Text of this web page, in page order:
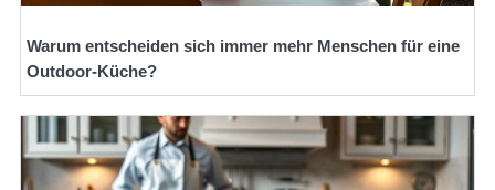
Warum entscheiden sich immer mehr Menschen für eine
Outdoor-Küche?